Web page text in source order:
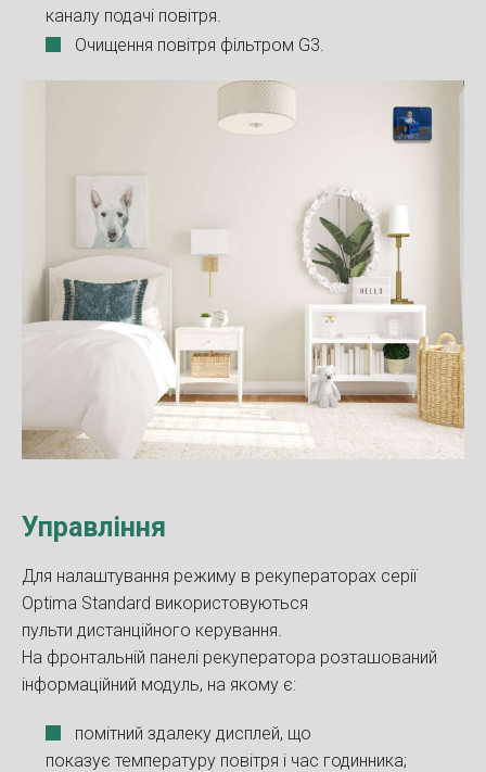
каналу подачі повітря.
Очищення повітря фільтром G3.
Управління
Для налаштування режиму в рекуператорах серії
Optima Standard використовуються
пульти дистанційного керування.
На фронтальній панелі рекуператора розташований
інформаційний модуль, на якому є:
помітний здалеку дисплей, що
показує температуру повітря і час годинника;